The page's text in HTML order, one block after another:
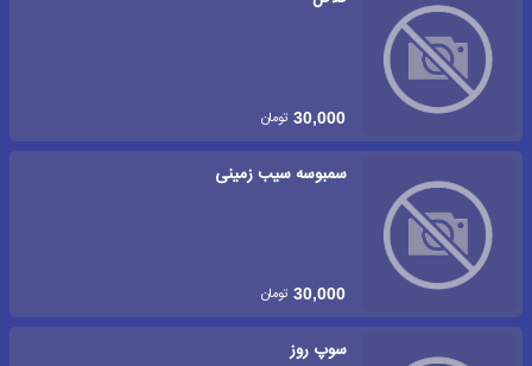
30,000 تومان
سمبوسه سیب زمینی
30,000 تومان
سوپ روز